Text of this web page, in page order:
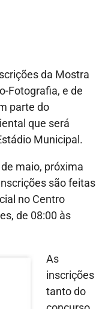
da Mostra
Fotografia, e de
parte do
que será
Municipal.
maio, próxima
são feitas
no Centro
de 08:00 às
As
inscrições
tanto do